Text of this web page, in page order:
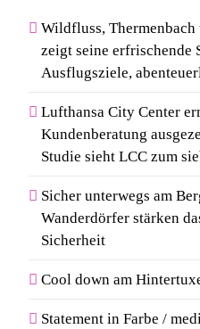
Wildfluss, Thermenbach
zeigt seine erfrischende
Ausflugsziele,
Lufthansa City Center
Kundenberatung
Studie sieht LCC zum
Sicher unterwegs am
Wanderdörfer stärken
Sicherheit
Cool down am
Statement in Farbe /